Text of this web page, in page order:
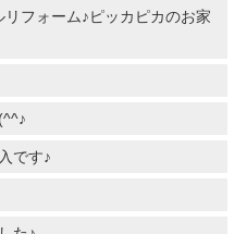
フォーム♪ピッカピカのお家
です♪